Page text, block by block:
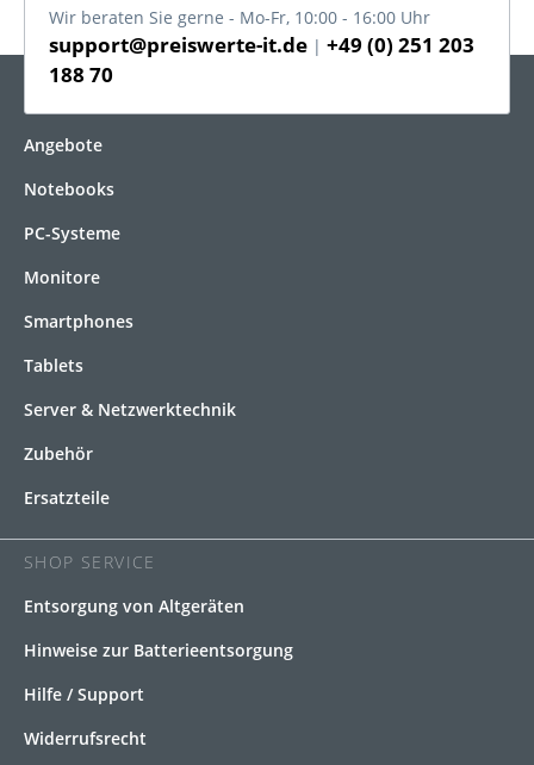
Wir beraten Sie gerne - Mo-Fr, 10:00 - 16:00 Uhr
support@preiswerte-it.de | +49 (0) 251 203
188 70
Angebote
Notebooks
PC-Systeme
Monitore
Smartphones
Tablets
Server & Netzwerktechnik
Zubehör
Ersatzteile
SHOP SERVICE
Entsorgung von Altgeräten
Hinweise zur Batterieentsorgung
Hilfe / Support
Widerrufsrecht